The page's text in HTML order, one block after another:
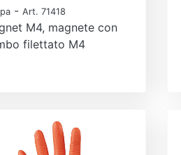
- Art. 71418
M4, magnete con
filettato M4